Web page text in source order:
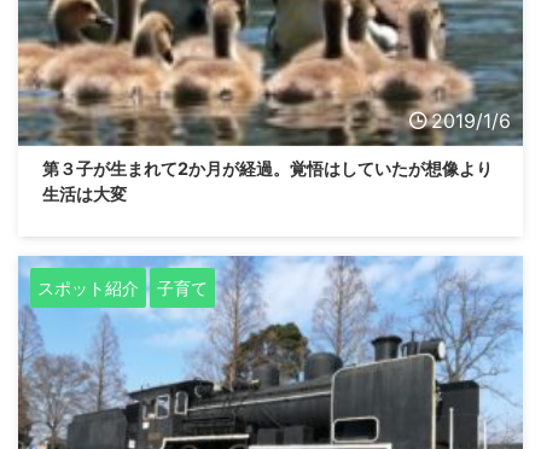
2019/1/6
第３子が生まれて2か月が経過。覚悟はしていたが想像より
生活は大変
スポット紹介 子育て